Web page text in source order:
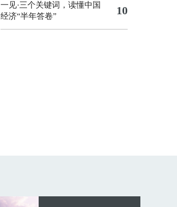
一见·三个关键词，读懂中国
经济“半年答卷”
10